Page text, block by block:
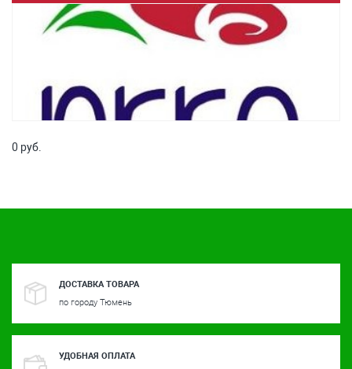
0 руб.
ДОСТАВКА ТОВАРА
по городу Тюмень
УДОБНАЯ ОПЛАТА